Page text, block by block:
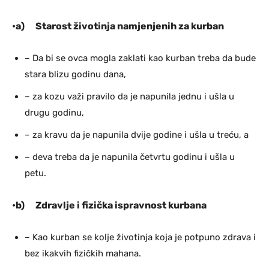
•a) Starost životinja namjenjenih za kurban
– Da bi se ovca mogla zaklati kao kurban treba da bude
stara blizu godinu dana,
– za kozu važi pravilo da je napunila jednu i ušla u
drugu godinu,
– za kravu da je napunila dvije godine i ušla u treću, a
– deva treba da je napunila četvrtu godinu i ušla u
petu.
•b) Zdravlje i fizička ispravnost kurbana
– Kao kurban se kolje životinja koja je potpuno zdrava i
bez ikakvih fizičkih mahana.